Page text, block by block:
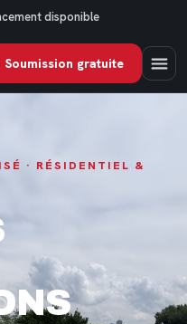
disponible
Soumission gratuite
· RÉSIDENTIEL &